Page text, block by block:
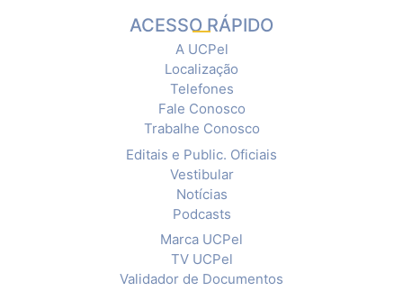
ACESSO RÁPIDO
A UCPel
Localização
Telefones
Fale Conosco
Trabalhe Conosco
Editais e Public. Oficiais
Vestibular
Notícias
Podcasts
Marca UCPel
TV UCPel
Validador de Documentos